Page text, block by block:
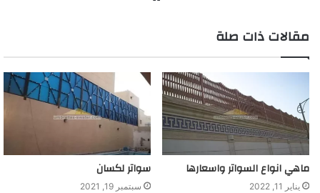
مقالات ذات صلة
ماهي انواع السواتر واسعارها
يناير 11, 2022
سواتر لكسان
سبتمبر 19, 2021